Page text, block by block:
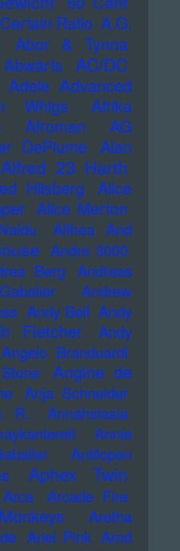
Ratio A.G.
Abor & Tynna
Abwärts AC/DC
Adele Advanced
Whigs
Afrika
Afroman
AG
DePlume
Alan
Alfred 23 Harth
Hilsberg
Alice
Alice Merton
Althea And
Andre 3000
Berg
Andreas
Andrew
Andy Bell Andy
Fletcher
Andy
Angelo Branduardi
Angine de
Anja Schneider
R.
Annahstasia
Annie
Antilopen
Aphex Twin
Arca Arcade Fire
Aretha
Ariel Pink Arnd